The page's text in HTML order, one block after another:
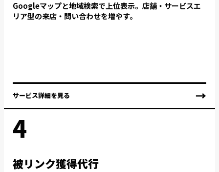
Googleマップと地域検索で上位表示。店舗・サービスエ
リア型の来店・問い合わせを増やす。
サービス詳細を見る →
4
被リンク獲得代行